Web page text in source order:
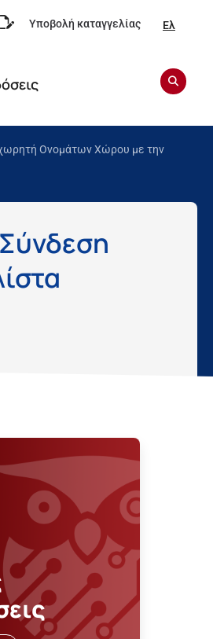
Υποβολή καταγγελίας Ελ
Ονομάτων Χώρου με την